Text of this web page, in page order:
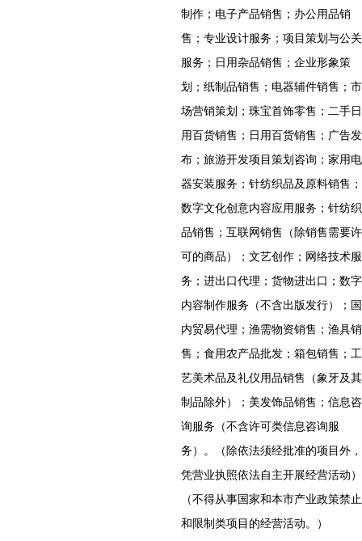
制作；电子产品销售；办公用品销
售；专业设计服务；项目策划与公关
服务；日用杂品销售；企业形象策
划；纸制品销售；电器辅件销售；市
场营销策划；珠宝首饰零售；二手日
用百货销售；日用百货销售；广告发
布；旅游开发项目策划咨询；家用电
器安装服务；针纺织品及原料销售；
数字文化创意内容应用服务；针纺织
品销售；互联网销售（除销售需要许
可的商品）；文艺创作；网络技术服
务；进出口代理；货物进出口；数字
内容制作服务（不含出版发行）；国
内贸易代理；渔需物资销售；渔具销
售；食用农产品批发；箱包销售；工
艺美术品及礼仪用品销售（象牙及其
制品除外）；美发饰品销售；信息咨
询服务（不含许可类信息咨询服
务）。（除依法须经批准的项目外，
凭营业执照依法自主开展经营活动）
（不得从事国家和本市产业政策禁止
和限制类项目的经营活动。）